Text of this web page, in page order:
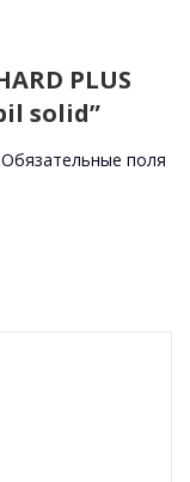
PLUS
solid”
Обязательные поля